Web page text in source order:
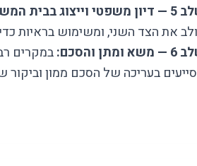
וייצוג בבית המשפט:
את הצד השני, ומשימוש בראיות
ומתן והסכם:
במקרים
בעריכה של הסכם ממון וביקור